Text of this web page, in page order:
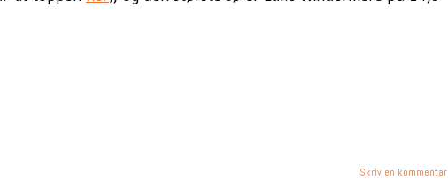
Skriv en kommentar